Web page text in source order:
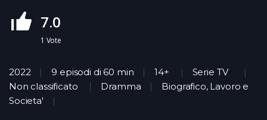
7.0
1 Vote
2022 9 episodi di 60 min 14+
Serie TV
Non classificato
Dramma
Biografico, Lavoro e
Societa'